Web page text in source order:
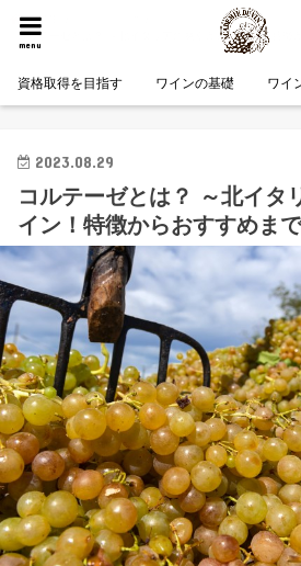
menu
資格取得を目指す ワインの基礎 ワイ
HOME
コルテーゼとは？ ～北イタリアの爽やか白ワイン！特徴
2023.08.29
コルテーゼとは？ ～北イタ
イン！特徴からおすすめま